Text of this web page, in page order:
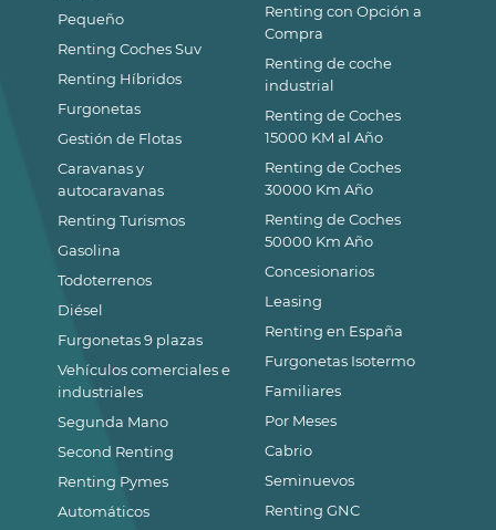
Pequeño
Renting Coches Suv
Renting Híbridos
Furgonetas
Gestión de Flotas
Caravanas y
autocaravanas
Renting Turismos
Gasolina
Todoterrenos
Diésel
Furgonetas 9 plazas
Vehículos comerciales e
industriales
Segunda Mano
Second Renting
Renting Pymes
Automáticos
Renting con Opción a
Compra
Renting de coche
industrial
Renting de Coches
15000 KM al Año
Renting de Coches
30000 Km Año
Renting de Coches
50000 Km Año
Concesionarios
Leasing
Renting en España
Furgonetas Isotermo
Familiares
Por Meses
Cabrio
Seminuevos
Renting GNC